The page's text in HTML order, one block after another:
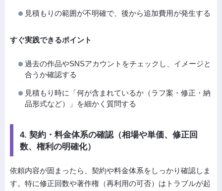
見積もりの範囲が不明確で、後から追加費用が発生する
すぐ実践できるポイント
過去の作品やSNSアカウントをチェックし、イメージと
合うか確認する
見積もり時に「何が含まれているか（ラフ案・修正・納
品形式など）」を細かく質問する
4. 契約・料金体系の確認（相場や単価、修正回
数、権利の明確化）
依頼内容が固まったら、契約や料金体系をしっかり確認しま
す。特に修正回数や著作権（再利用の可否）はトラブルが起